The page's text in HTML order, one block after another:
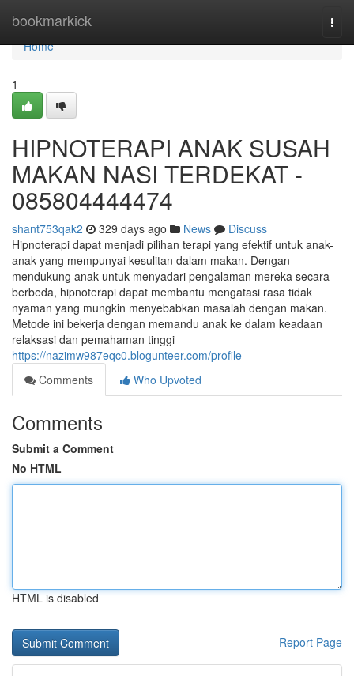
bookmarkick
Home
Home
1
HIPNOTERAPI ANAK SUSAH
MAKAN NASI TERDEKAT -
085804444474
shant753qak2 329 days ago News
Discuss
Hipnoterapi dapat menjadi pilihan terapi yang efektif untuk anak-
anak yang mempunyai kesulitan dalam makan. Dengan
mendukung anak untuk menyadari pengalaman mereka secara
berbeda, hipnoterapi dapat membantu mengatasi rasa tidak
nyaman yang mungkin menyebabkan masalah dengan makan.
Metode ini bekerja dengan memandu anak ke dalam keadaan
relaksasi dan pemahaman tinggi
https://nazimw987eqc0.blogunteer.com/profile
Comments
Who Upvoted
Comments
Submit a Comment
No HTML
HTML is disabled
Report Page